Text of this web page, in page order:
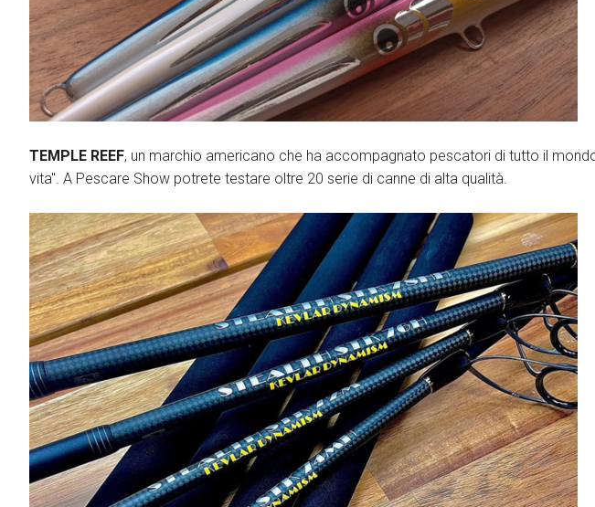
TEMPLE REEF, un marchio americano che ha accompagnato pescatori di tutto il
vita". A Pescare Show potrete testare oltre 20 serie di canne di alta qualità.